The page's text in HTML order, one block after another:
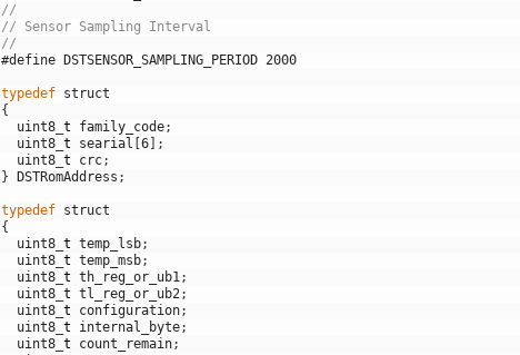
//
// Sensor Sampling Interval
//
#define DSTSENSOR_SAMPLING_PERIOD 2000
typedef struct
{
uint8 t family_code;
uint8 t searial [6] ;
uint8 t crc;
} DSTRomAddress ;
typedef struct
{
uint8 t temp_lsb;
uint8 t temp_msb;
uint8 t th_reg_or_ub1 ;
uint8 t tl_reg_or_ub2 ;
uint8 t configuration;
uint8 t internal_byte;
uint8 t count_remain;